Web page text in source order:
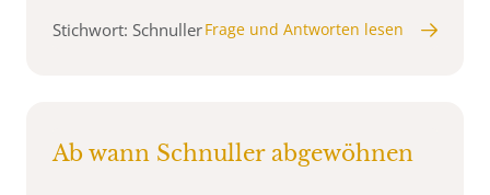
Stichwort: SchnullerFrage und Antworten lesen
Ab wann Schnuller abgewöhnen